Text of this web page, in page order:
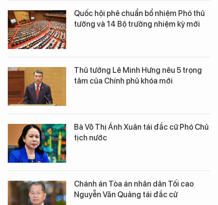
Quốc hội phê chuẩn bổ nhiệm Phó thủ
tướng và 14 Bộ trưởng nhiệm kỳ mới
Thủ tướng Lê Minh Hưng nêu 5 trọng
tâm của Chính phủ khóa mới
Bà Võ Thị Ánh Xuân tái đắc cử Phó Chủ
tịch nước
Chánh án Tòa án nhân dân Tối cao
Nguyễn Văn Quảng tái đắc cử